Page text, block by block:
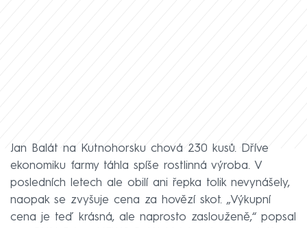
Jan Balát na Kutnohorsku chová 230 kusů. Dříve
ekonomiku farmy táhla spíše rostlinná výroba. V
posledních letech ale obilí ani řepka tolik nevynášely,
naopak se zvyšuje cena za hovězí skot. „Výkupní
cena je teď krásná, ale naprosto zaslouženě,“ popsal